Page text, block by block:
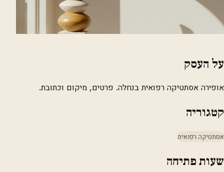
על העסק
אופירה אסתטיקה רפואית בנחלה. פרטים, מיקום וכתובת.
קטגוריה
אסתטיקה רפואית
שעות פתיחה